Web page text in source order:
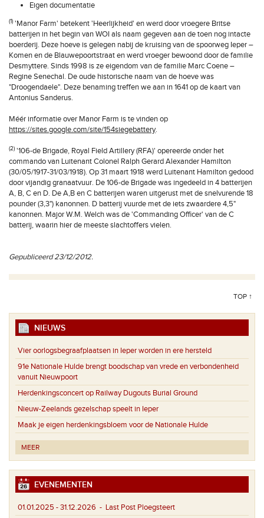
Eigen documentatie
(1) 'Manor Farm' betekent 'Heerlijkheid' en werd door vroegere Britse
batterijen in het begin van WOI als naam gegeven aan de toen nog intacte
boerderij. Deze hoeve is gelegen nabij de kruising van de spoorweg Ieper –
Komen en de Blauwepoortstraat en werd vroeger bewoond door de familie
Desmyttere. Sinds 1998 is ze eigendom van de familie Marc Coene –
Regine Senechal. De oude historische naam van de hoeve was
"Droogendaele". Deze benaming treffen we aan in 1641 op de kaart van
Antonius Sanderus.
Méér informatie over Manor Farm is te vinden op
https://sites.google.com/site/154siegebattery.
(2) '106-de Brigade, Royal Field Artillery (RFA)' opereerde onder het
commando van Luitenant Colonel Ralph Gerard Alexander Hamilton
(30/05/1917-31/03/1918). Op 31 maart 1918 werd Luitenant Hamilton gedood
door vijandig granaatvuur. De 106-de Brigade was ingedeeld in 4 batterijen
A, B, C en D. De A,B en C batterijen waren uitgerust met de snelvurende 18
pounder (3,3") kanonnen. D batterij vuurde met de iets zwaardere 4,5"
kanonnen. Major W.M. Welch was de 'Commanding Officer' van de C
batterij, waarin hier de meeste slachtoffers vielen.
Gepubliceerd 23/12/2012.
TOP ↑
NIEUWS
Vier oorlogsbegraafplaatsen in Ieper worden in ere hersteld
91e Nationale Hulde brengt boodschap van vrede en verbondenheid
vanuit Nieuwpoort
Herdenkingsconcert op Railway Dugouts Burial Ground
Nieuw-Zeelands gezelschap speelt in Ieper
Maak je eigen herdenkingsbloem voor de Nationale Hulde
MEER
EVENEMENTEN
01.01.2025 - 31.12.2026 - Last Post Ploegsteert